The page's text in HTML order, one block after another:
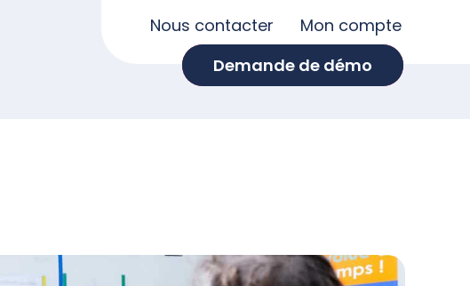
Nous contacter
Mon compte
Demande de démo
Demande de démo